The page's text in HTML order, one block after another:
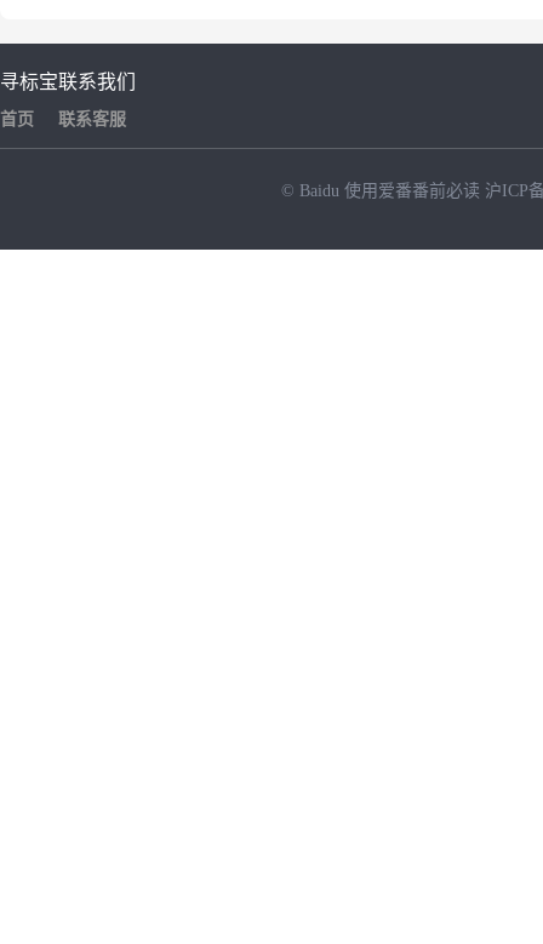
寻标宝
首页
联系我们
联系客服
© Baidu 使用爱番番前必读 沪ICP